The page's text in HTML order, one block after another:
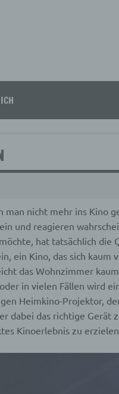
man nicht mehr ins Kino
und reagieren
hat tatsächlich die
ein Kino, das sich kaum
das Wohnzimmer
in vielen Fällen wird
Heimkino-Projektor,
dabei das richtige Gerät
Kinoerlebnis zu